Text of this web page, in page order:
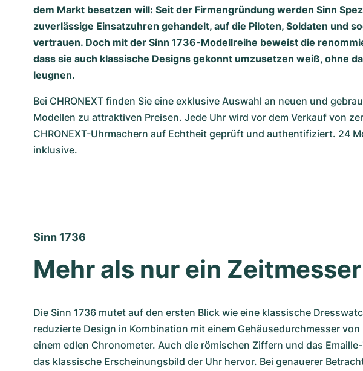
dem Markt besetzen will: Seit der Firmengründung werden Sinn
zuverlässige Einsatzuhren gehandelt, auf die Piloten, Soldaten und
vertrauen. Doch mit der Sinn 1736-Modellreihe beweist die
dass sie auch klassische Designs gekonnt umzusetzen weiß, ohne
leugnen.
Bei CHRONEXT finden Sie eine exklusive Auswahl an neuen und
Modellen zu attraktiven Preisen. Jede Uhr wird vor dem Verkauf von
CHRONEXT-Uhrmachern auf Echtheit geprüft und authentifiziert. 24
inklusive.
Sinn 1736
Mehr als nur ein Zeitmesser
Die Sinn 1736 mutet auf den ersten Blick wie eine klassische
reduzierte Design in Kombination mit einem Gehäusedurchmesser
einem edlen Chronometer. Auch die römischen Ziffern und das
das klassische Erscheinungsbild der Uhr hervor. Bei genauerer